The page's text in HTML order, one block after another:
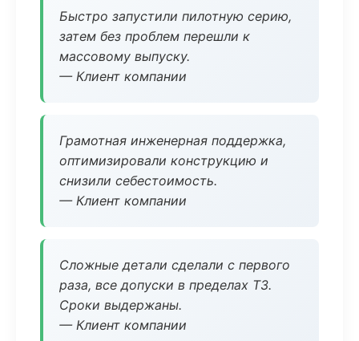
Быстро запустили пилотную серию,
затем без проблем перешли к
массовому выпуску.
— Клиент компании
Грамотная инженерная поддержка,
оптимизировали конструкцию и
снизили себестоимость.
— Клиент компании
Сложные детали сделали с первого
раза, все допуски в пределах ТЗ.
Сроки выдержаны.
— Клиент компании